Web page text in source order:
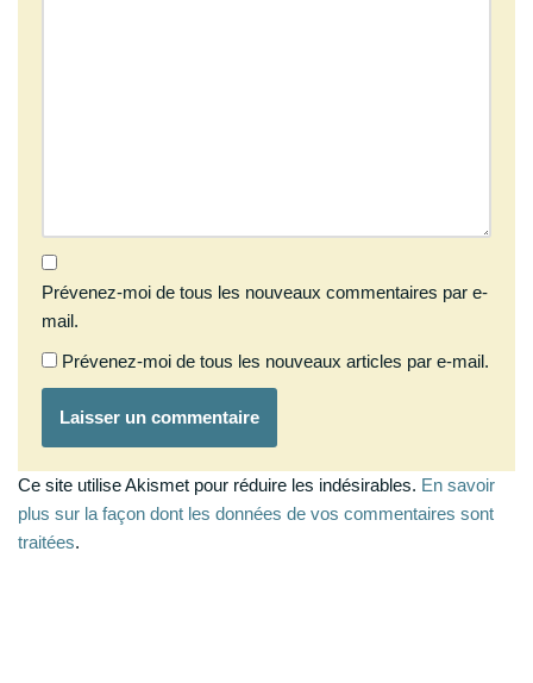
Prévenez-moi de tous les nouveaux commentaires par e-
mail.
Prévenez-moi de tous les nouveaux articles par e-mail.
Ce site utilise Akismet pour réduire les indésirables. En savoir
plus sur la façon dont les données de vos commentaires sont
traitées.